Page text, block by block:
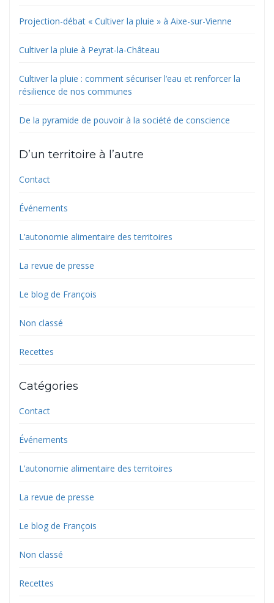
Projection-débat « Cultiver la pluie » à Aixe-sur-Vienne
Cultiver la pluie à Peyrat-la-Château
Cultiver la pluie : comment sécuriser l’eau et renforcer la
résilience de nos communes
De la pyramide de pouvoir à la société de conscience
D’un territoire à l’autre
Contact
Événements
L’autonomie alimentaire des territoires
La revue de presse
Le blog de François
Non classé
Recettes
Catégories
Contact
Événements
L’autonomie alimentaire des territoires
La revue de presse
Le blog de François
Non classé
Recettes